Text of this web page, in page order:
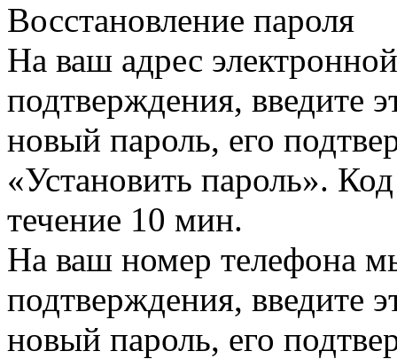
Восстановление пароля
На ваш адрес
подтверждения, введите
новый пароль, его
«Установить пароль».
течение 10 мин.
На ваш номер телефона
подтверждения, введите
новый пароль, его